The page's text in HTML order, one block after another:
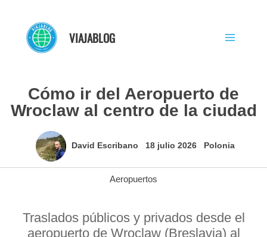
contenido
VIAJABLOG
Cómo ir del Aeropuerto de
Wroclaw al centro de la ciudad
David Escribano 18 julio 2026 Polonia
Aeropuertos
Traslados públicos y privados desde el
aeropuerto de Wroclaw (Breslavia) al